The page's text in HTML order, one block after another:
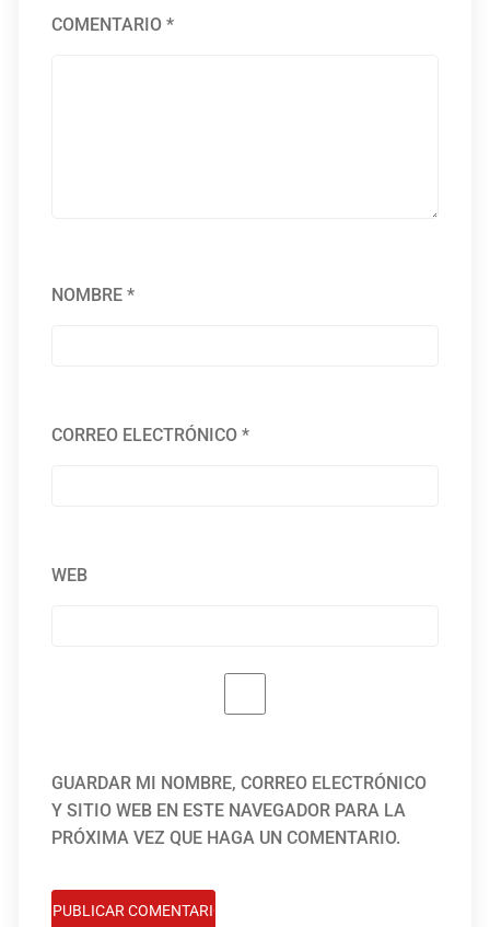
COMENTARIO*
NOMBRE*
CORREO ELECTRÓNICO*
WEB
GUARDAR MI NOMBRE, CORREO ELECTRÓNICO
Y SITIO WEB EN ESTE NAVEGADOR PARA LA
PRÓXIMA VEZ QUE HAGA UN COMENTARIO.